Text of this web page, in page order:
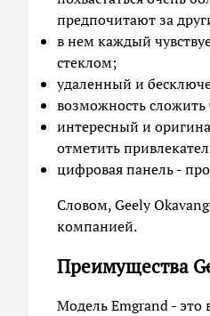
предпочитают за
в нем каждый
стеклом;
удаленный и
возможность
интересный и
отметить
цифровая панель -
Словом, Geely
компанией.
Преимущества
Модель Emgrand -